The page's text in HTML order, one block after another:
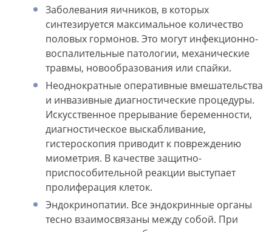
Заболевания яичников, в которых
синтезируется максимальное количество
половых гормонов. Это могут инфекционно-
воспалительные патологии, механические
травмы, новообразования или спайки.
Неоднократные оперативные вмешательства
и инвазивные диагностические процедуры.
Искусственное прерывание беременности,
диагностическое выскабливание,
гистероскопия приводит к повреждению
миометрия. В качестве защитно-
приспособительной реакции выступает
пролиферация клеток.
Эндокринопатии. Все эндокринные органы
тесно взаимосвязаны между собой. При